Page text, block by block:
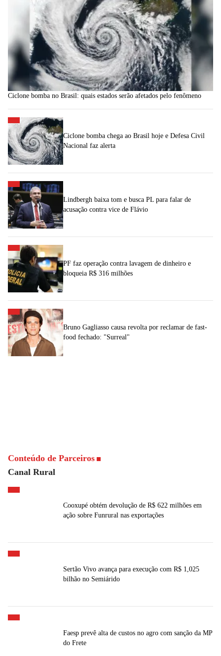
Ciclone bomba no Brasil: quais estados serão afetados pelo fenômeno
Ciclone bomba chega ao Brasil hoje e Defesa Civil
Nacional faz alerta
Lindbergh baixa tom e busca PL para falar de
acusação contra vice de Flávio
PF faz operação contra lavagem de dinheiro e
bloqueia R$ 316 milhões
Bruno Gagliasso causa revolta por reclamar de fast-
food fechado: "Surreal"
Conteúdo de Parceiros
Canal Rural
Cooxupé obtém devolução de R$ 622 milhões em
ação sobre Funrural nas exportações
Sertão Vivo avança para execução com R$ 1,025
bilhão no Semiárido
Faesp prevê alta de custos no agro com sanção da MP
do Frete